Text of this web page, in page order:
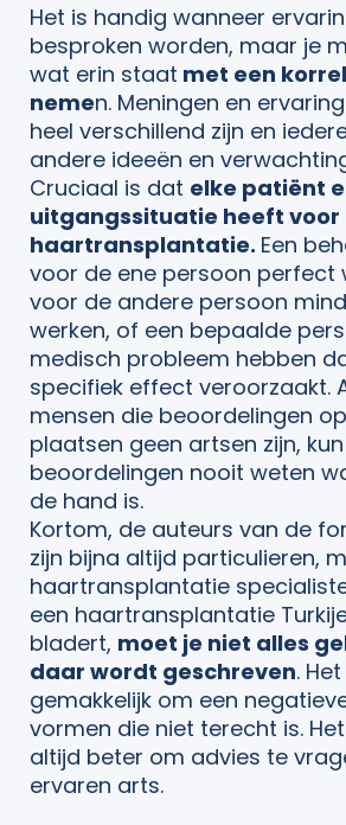
Het is handig wanneer
besproken worden, maar je
wat erin staat met een
nemen. Meningen en
heel verschillend zijn en
andere ideeën en
Cruciaal is dat elke patiënt
uitgangssituatie heeft voor
haartransplantatie. Een
voor de ene persoon perfect
voor de andere persoon
werken, of een bepaalde
medisch probleem hebben
specifiek effect veroorzaakt.
mensen die beoordelingen
plaatsen geen artsen zijn,
beoordelingen nooit weten
de hand is.
Kortom, de auteurs van de
zijn bijna altijd particulieren,
haartransplantatie
een haartransplantatie
bladert, moet je niet alles
daar wordt geschreven.
gemakkelijk om een
vormen die niet terecht is.
altijd beter om advies te
ervaren arts.